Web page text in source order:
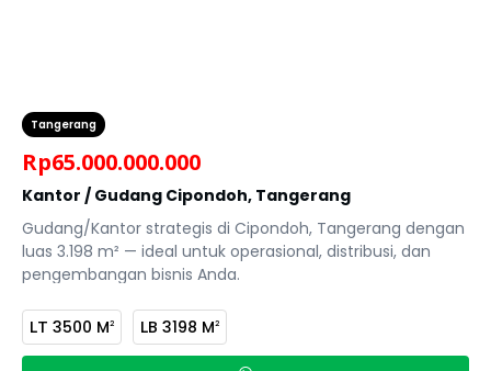
Tangerang
Rp65.000.000.000
Kantor / Gudang Cipondoh, Tangerang
Gudang/Kantor strategis di Cipondoh, Tangerang dengan
luas 3.198 m² — ideal untuk operasional, distribusi, dan
pengembangan bisnis Anda.
LT 3500 M2 LB 3198 M2